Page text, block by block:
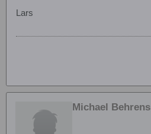
Lars
Michael Behrens